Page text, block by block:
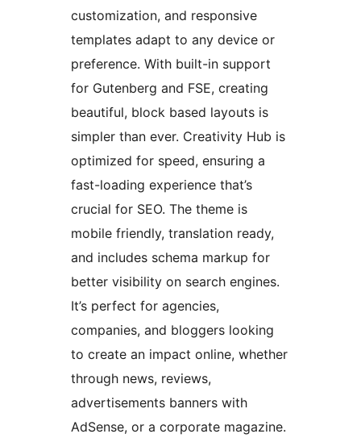
customization, and responsive
templates adapt to any device or
preference. With built-in support
for Gutenberg and FSE, creating
beautiful, block based layouts is
simpler than ever. Creativity Hub is
optimized for speed, ensuring a
fast-loading experience that’s
crucial for SEO. The theme is
mobile friendly, translation ready,
and includes schema markup for
better visibility on search engines.
It’s perfect for agencies,
companies, and bloggers looking
to create an impact online, whether
through news, reviews,
advertisements banners with
AdSense, or a corporate magazine.